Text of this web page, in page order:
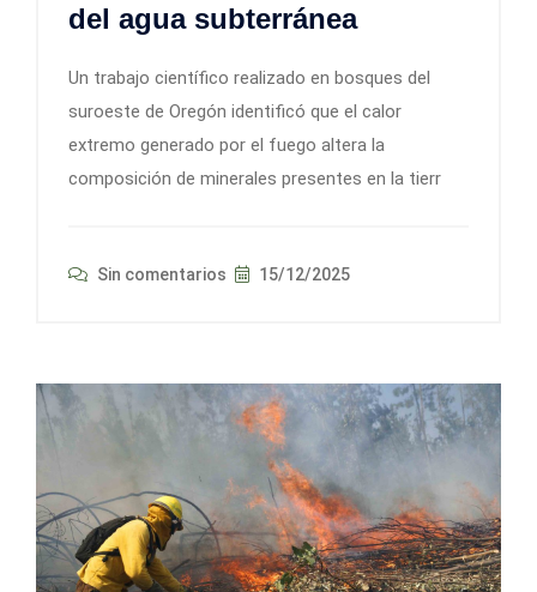
del agua subterránea
Un trabajo científico realizado en bosques del
suroeste de Oregón identificó que el calor
extremo generado por el fuego altera la
composición de minerales presentes en la tierr
Sin comentarios 15/12/2025